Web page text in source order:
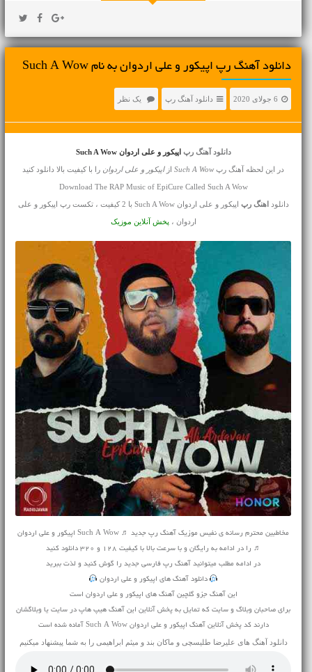
دانلود آهنگ رپ اپیکور و علی اردوان به نام Such A Wow
6 جولای 2020 دانلود آهنگ رپ یک نظر
دانلود آهنگ رپ اپیکور و علی اردوان Such A Wow
در این لحظه آهنگ رپ Such A Wowازاپیکور و علی اردوان را با کیفیت بالا دانلود کنید
Download The RAP Music of EpiCure Called Such A Wow
دانلود اهنگ رپ اپیکور و علی اردوان Such A Wow با 2 کیفیت ، تکست رپ اپیکور و علی
اردوان ، پخش آنلاین موزیک
مخاطبین محترم رسانه ی نفیس موزیک آهنگ رپ جدید ♬ Such A Wow اپیکور و علی اردوان
♬ را در ادامه به رایگان و با سرعت بالا با کیفیت 128 و 320 دانلود کنید
در ادامه مطلب میتوانید آهنگرپ فارسی جدید را گوش کنید و لذت ببرید
دانلود آهنگ های اپیکور و علی اردوان
این آهنگ جزو گلچین آهنگ های اپیکور و علی اردوان است
برای صاحبان وبلاگ و سایت که تمایل به پخش آنلاین این آهنگ هیپ هاپ در سایت یا وبلاگشان
دارند کد پخش آنلاین آهنگ اپیکور و علی اردوان Such A Wow آماده شده است
دانلود آهنگ های علیرضا طلیسچی و ماکان بند و میثم ابراهیمی را به شما پیشنهاد میکنیم